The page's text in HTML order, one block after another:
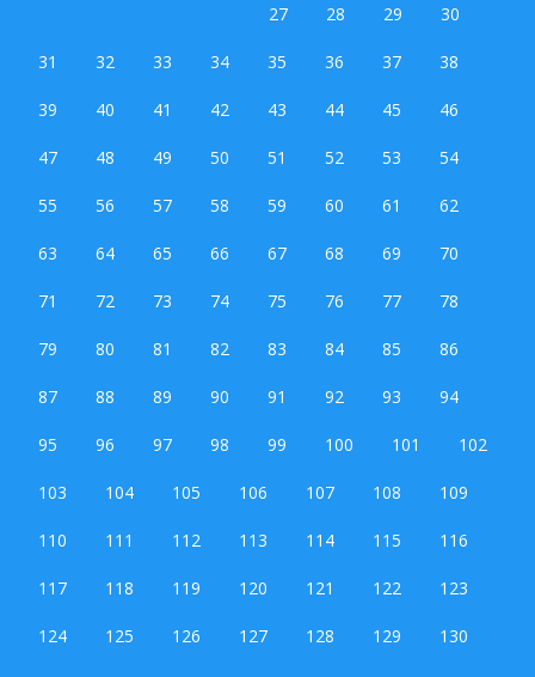
27 28 29 30
31 32 33 34 35 36 37 38
39 40 41 42 43 44 45 46
47 48 49 50 51 52 53 54
55 56 57 58 59 60 61 62
63 64 65 66 67 68 69 70
71 72 73 74 75 76 77 78
79 80 81 82 83 84 85 86
87 88 89 90 91 92 93 94
95 96 97 98 99 100 101 102
103 104 105 106 107 108 109
110 111 112 113 114 115 116
117 118 119 120 121 122 123
124 125 126 127 128 129 130